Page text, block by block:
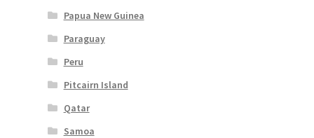
Papua New Guinea
Paraguay
Peru
Pitcairn Island
Qatar
Samoa